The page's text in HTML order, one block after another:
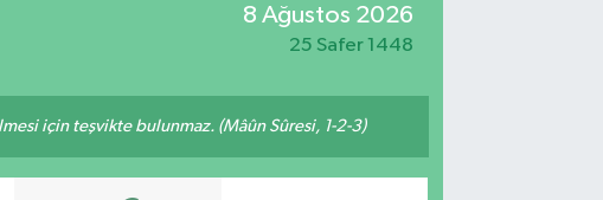
8 Ağustos 2026
25 Safer 1448
için teşvikte bulunmaz. (Mâûn Sûresi, 1-2-3)